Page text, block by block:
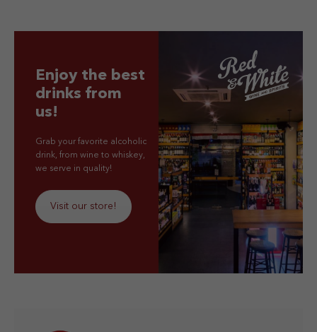
Enjoy the best
drinks from
us!
Grab your favorite alcoholic
drink, from wine to whiskey,
we serve in quality!
Visit our store!